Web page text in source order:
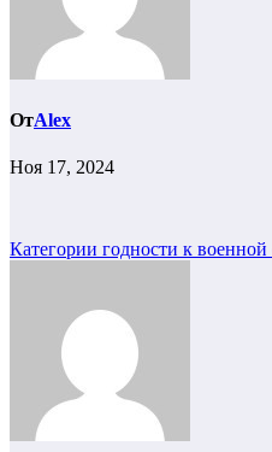
ОтAlex
Ноя 17, 2024
Навигация
записям
Категории годности к